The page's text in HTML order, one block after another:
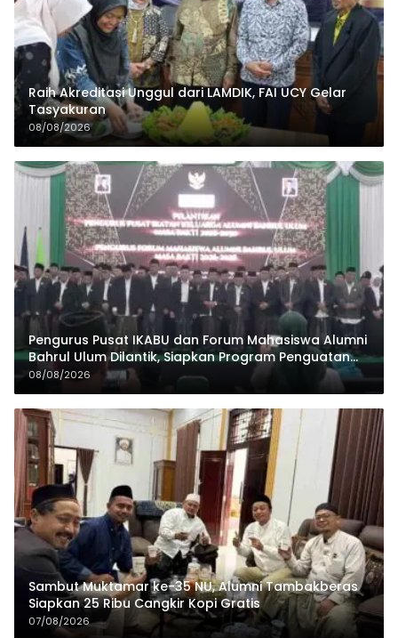
Raih Akreditasi Unggul dari LAMDIK, FAI UCY Gelar
Tasyakuran
08/08/2026
Pengurus Pusat IKABU dan Forum Mahasiswa Alumni
Bahrul Ulum Dilantik, Siapkan Program Penguatan
Organisasi dan Ekonomi
08/08/2026
Sambut Muktamar ke-35 NU, Alumni Tambakberas
Siapkan 25 Ribu Cangkir Kopi Gratis
07/08/2026